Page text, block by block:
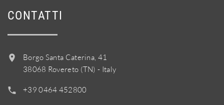
CONTATTI
Borgo Santa Caterina, 41
38068 Rovereto (TN) - Italy
+39 0464 452800